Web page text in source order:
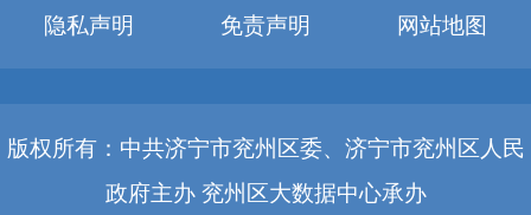
隐私声明
免责声明 网站地图
版权所有：中共济宁市兖州区委、济宁市兖州区人民
政府主办 兖州区大数据中心承办